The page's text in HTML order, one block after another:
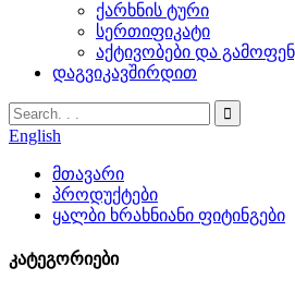
ქარხნის ტური
სერთიფიკატი
აქტივობები და
დაგვიკავშირდით
English
მთავარი
პროდუქტები
ყალბი ხრახნიანი ფიტინგები
კატეგორიები